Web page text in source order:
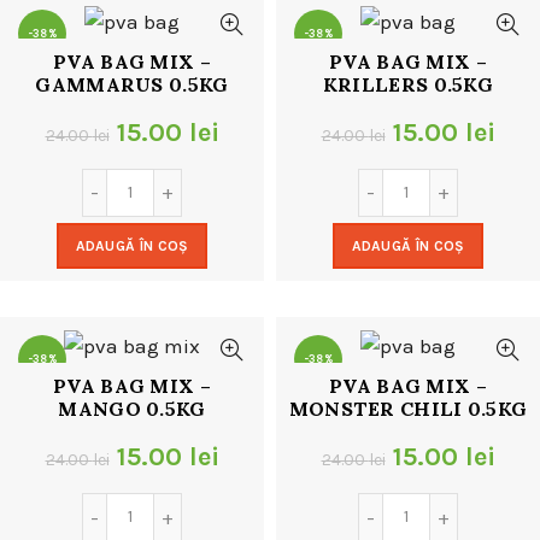
-38%
PVA BAG MIX –
GAMMARUS 0.5KG
24.00lei Prețul
inițial
a
fost:
15.00 lei
ADAUGĂ ÎN COȘ
-38%
PVA BAG MIX –
KRILLERS 0.5KG
24.00lei Prețul
inițial
a
fost:
15.00 lei
ADAUGĂ ÎN COȘ
-38%
PVA BAG MIX –
MANGO 0.5KG
24.00lei Prețul
inițial
15.00 lei
-38%
PVA BAG MIX –
MONSTER CHILI 0.5KG
24.00lei Prețul
inițial
15.00 lei